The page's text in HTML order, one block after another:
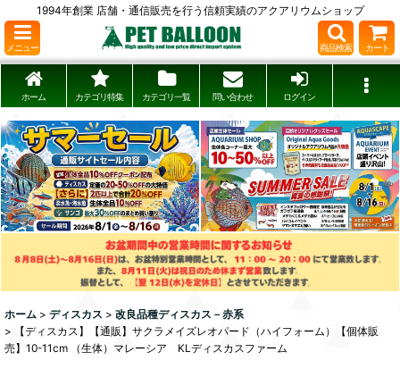
1994年創業 店舗・通信販売を行う信頼実績のアクアリウムショップ
メニュー 商品検索 カート
ホーム カテゴリ特集 カテゴリ一覧 問い合わせ ログイン
ホーム > ディスカス > 改良品種ディスカス－赤系
>
【ディスカス】【通販】サクラメイズレオパード（ハイフォーム）【個体販
売】10-11cm （生体）マレーシア KLディスカスファーム